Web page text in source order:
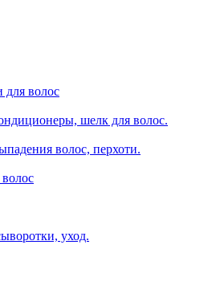
для волос
шелк для волос.
волос, перхоти.
уход.